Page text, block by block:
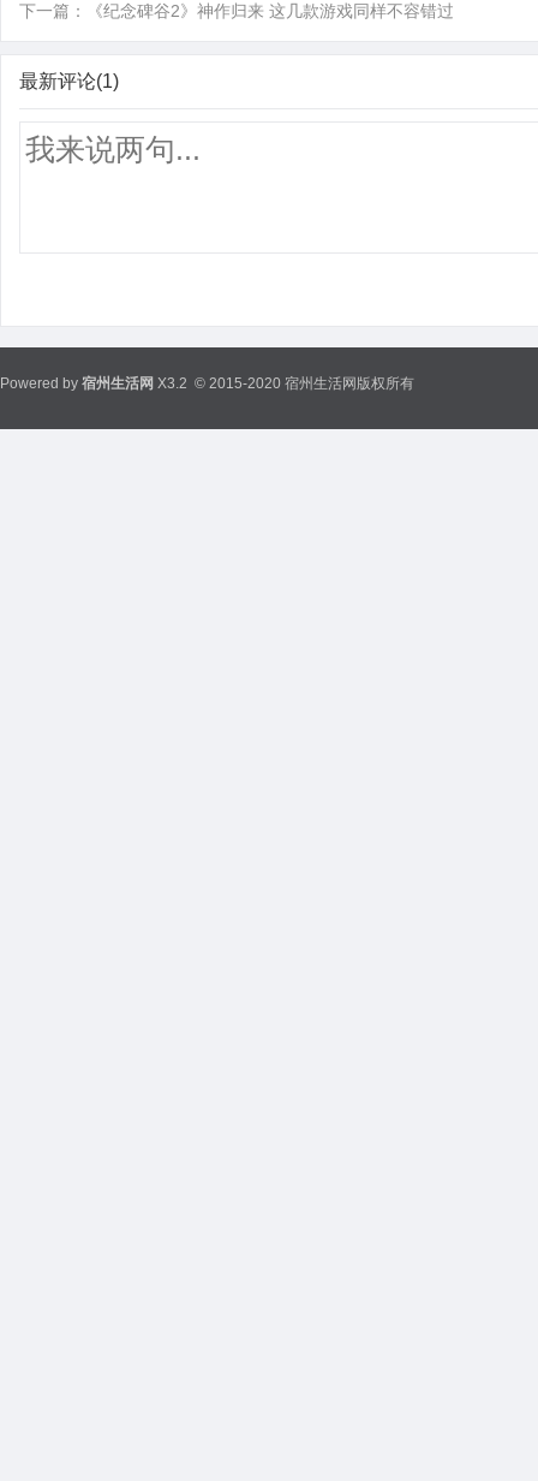
下一篇： 《纪念碑谷2》神作归来 这几款游戏同样不容错过
最新评论(1)
Powered by 宿州生活网 X3.2 © 2015-2020 宿州生活网版权所有